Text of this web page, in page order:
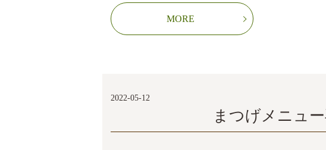
MORE
2022-05-12
まつげメニュ